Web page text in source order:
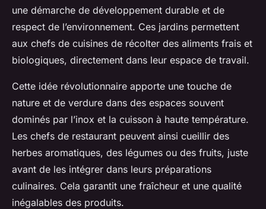
une démarche de développement durable et de
respect de l’environnement. Ces jardins permettent
aux chefs de cuisines de récolter des aliments frais et
biologiques, directement dans leur espace de travail.
Cette idée révolutionnaire apporte une touche de
nature et de verdure dans des espaces souvent
dominés par l’inox et la cuisson à haute température.
Les chefs de restaurant peuvent ainsi cueillir des
herbes aromatiques, des légumes ou des fruits, juste
avant de les intégrer dans leurs préparations
culinaires. Cela garantit une fraîcheur et une qualité
inégalables des produits.